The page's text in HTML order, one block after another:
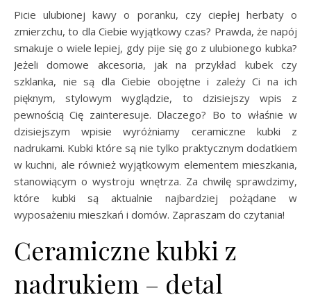
Picie ulubionej kawy o poranku, czy ciepłej herbaty o
zmierzchu, to dla Ciebie wyjątkowy czas? Prawda, że napój
smakuje o wiele lepiej, gdy pije się go z ulubionego kubka?
Jeżeli domowe akcesoria, jak na przykład kubek czy
szklanka, nie są dla Ciebie obojętne i zależy Ci na ich
pięknym, stylowym wyglądzie, to dzisiejszy wpis z
pewnością Cię zainteresuje. Dlaczego? Bo to właśnie w
dzisiejszym wpisie wyróżniamy ceramiczne kubki z
nadrukami. Kubki które są nie tylko praktycznym dodatkiem
w kuchni, ale również wyjątkowym elementem mieszkania,
stanowiącym o wystroju wnętrza. Za chwilę sprawdzimy,
które kubki są aktualnie najbardziej pożądane w
wyposażeniu mieszkań i domów. Zapraszam do czytania!
Ceramiczne kubki z
nadrukiem – detal